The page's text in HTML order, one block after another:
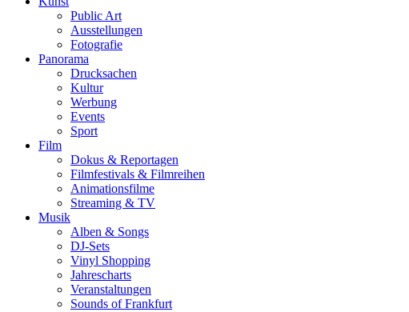
Public Art
Ausstellungen
Fotografie
Panorama
Drucksachen
Kultur
Werbung
Events
Sport
Film
Dokus & Reportagen
Filmfestivals & Filmreihen
Animationsfilme
Streaming & TV
Musik
Alben & Songs
DJ-Sets
Vinyl Shopping
Jahrescharts
Veranstaltungen
Sounds of Frankfurt